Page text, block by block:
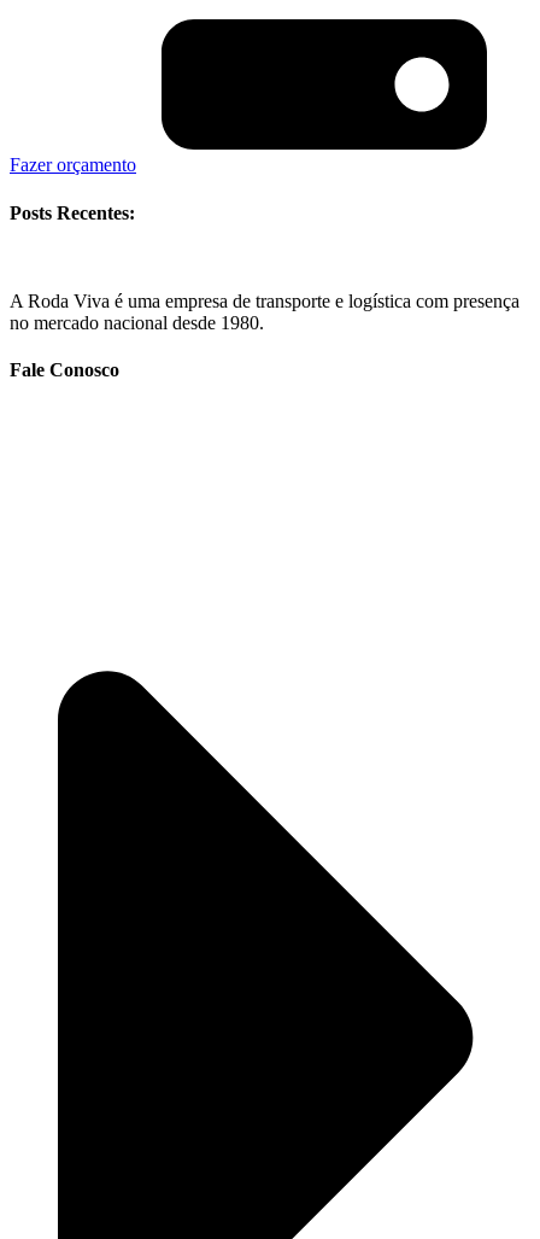
Fazer orçamento
Posts Recentes:
A Roda Viva é uma empresa de transporte e logística com presença
no mercado nacional desde 1980.
Fale Conosco